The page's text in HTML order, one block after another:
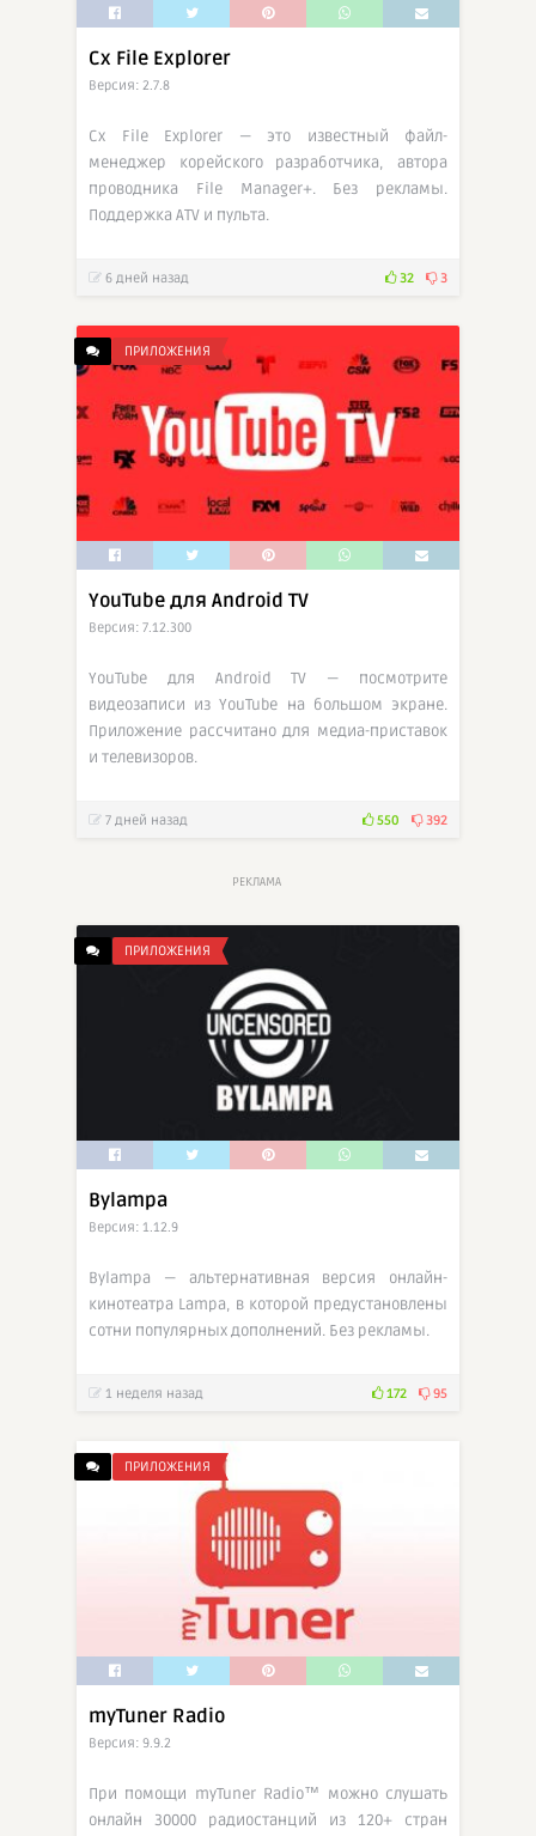
Cx File Explorer
Версия: 2.7.8
Cx File Explorer — это известный файл-
менеджер корейского разработчика, автора
проводника File Manager+. Без рекламы.
Поддержка ATV и пульта.
6 дней назад 32 3
ПРИЛОЖЕНИЯ
YouTube для Android TV
Версия: 7.12.300
YouTube для Android TV — посмотрите
видеозаписи из YouTube на большом экране.
Приложение рассчитано для медиа-приставок
и телевизоров.
7 дней назад 550 392
РЕКЛАМА
ПРИЛОЖЕНИЯ
Bylampa
Версия: 1.12.9
Bylampa — альтернативная версия онлайн-
кинотеатра Lampa, в которой предустановлены
сотни популярных дополнений. Без рекламы.
1 неделя назад 172 95
ПРИЛОЖЕНИЯ
myTuner Radio
Версия: 9.9.2
При помощи myTuner Radio™ можно слушать
онлайн 30000 радиостанций из 120+ стран